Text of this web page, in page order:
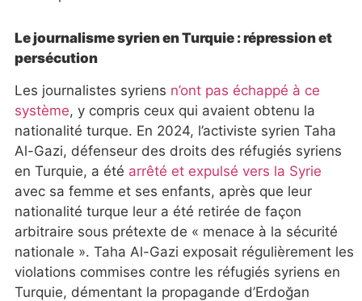
Le journalisme syrien en Turquie : répression et
persécution
Les journalistes syriens n’ont pas échappé à ce
système, y compris ceux qui avaient obtenu la
nationalité turque. En 2024, l’activiste syrien Taha
Al-Gazi, défenseur des droits des réfugiés syriens
en Turquie, a été arrêté et expulsé vers la Syrie
avec sa femme et ses enfants, après que leur
nationalité turque leur a été retirée de façon
arbitraire sous prétexte de « menace à la sécurité
nationale ». Taha Al-Gazi exposait régulièrement les
violations commises contre les réfugiés syriens en
Turquie, démentant la propagande d’Erdoğan